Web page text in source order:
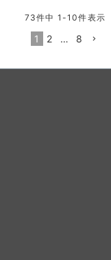
73件中 1 -10件表示
1 2 … 8